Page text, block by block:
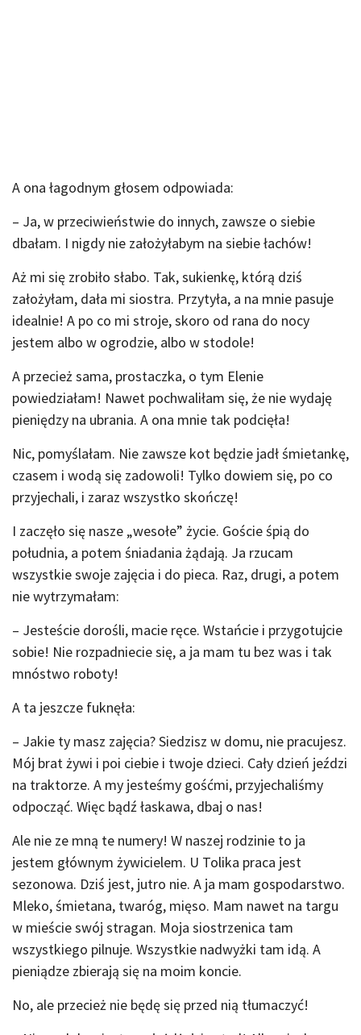
A ona łagodnym głosem odpowiada:
– Ja, w przeciwieństwie do innych, zawsze o siebie
dbałam. I nigdy nie założyłabym na siebie łachów!
Aż mi się zrobiło słabo. Tak, sukienkę, którą dziś
założyłam, dała mi siostra. Przytyła, a na mnie pasuje
idealnie! A po co mi stroje, skoro od rana do nocy
jestem albo w ogrodzie, albo w stodole!
A przecież sama, prostaczka, o tym Elenie
powiedziałam! Nawet pochwaliłam się, że nie wydaję
pieniędzy na ubrania. A ona mnie tak podcięła!
Nic, pomyślałam. Nie zawsze kot będzie jadł śmietankę,
czasem i wodą się zadowoli! Tylko dowiem się, po co
przyjechali, i zaraz wszystko skończę!
I zaczęło się nasze „wesołe” życie. Goście śpią do
południa, a potem śniadania żądają. Ja rzucam
wszystkie swoje zajęcia i do pieca. Raz, drugi, a potem
nie wytrzymałam:
– Jesteście dorośli, macie ręce. Wstańcie i przygotujcie
sobie! Nie rozpadniecie się, a ja mam tu bez was i tak
mnóstwo roboty!
A ta jeszcze fuknęła:
– Jakie ty masz zajęcia? Siedzisz w domu, nie pracujesz.
Mój brat żywi i poi ciebie i twoje dzieci. Cały dzień jeździ
na traktorze. A my jesteśmy gośćmi, przyjechaliśmy
odpocząć. Więc bądź łaskawa, dbaj o nas!
Ale nie ze mną te numery! W naszej rodzinie to ja
jestem głównym żywicielem. U Tolika praca jest
sezonowa. Dziś jest, jutro nie. A ja mam gospodarstwo.
Mleko, śmietana, twaróg, mięso. Mam nawet na targu
w mieście swój stragan. Moja siostrzenica tam
wszystkiego pilnuje. Wszystkie nadwyżki tam idą. A
pieniądze zbierają się na moim koncie.
No, ale przecież nie będę się przed nią tłumaczyć!